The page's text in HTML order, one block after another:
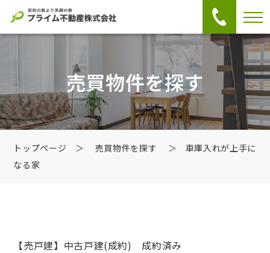
売買物件を探す
トップページ ＞ 売買物件を探す
＞ 車庫入れが上手に
なる家
【売戸建】中古戸建(成約) 成約済み